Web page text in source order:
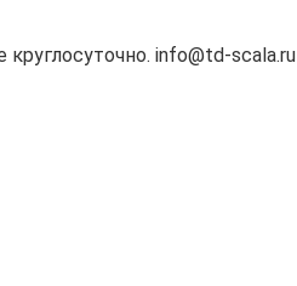
info@td-scala.ru